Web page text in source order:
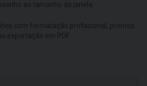
ao tamanho da janela
com formatação profissional, prontos
exportação em PDF